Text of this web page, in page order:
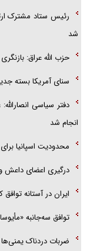
رئیس ستاد مشترک
شد
حزب الله عراق:
سنای آمریکا بسته
دفتر سیاسی
انجام شد
محدودیت اسپانیا برای
درگیری اعضای داعش
ایران در آستانه
توافق سه‌جانبه
ضربات دردناک